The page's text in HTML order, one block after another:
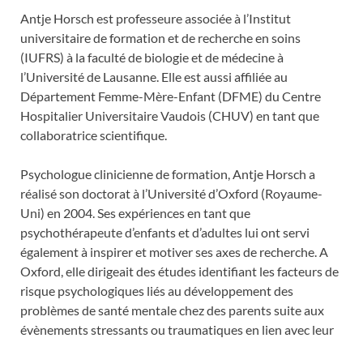
Antje Horsch est professeure associée à l’Institut
universitaire de formation et de recherche en soins
(IUFRS) à la faculté de biologie et de médecine à
l’Université de Lausanne. Elle est aussi affiliée au
Département Femme-Mère-Enfant (DFME) du Centre
Hospitalier Universitaire Vaudois (CHUV) en tant que
collaboratrice scientifique.
Psychologue clinicienne de formation, Antje Horsch a
réalisé son doctorat à l’Université d’Oxford (Royaume-
Uni) en 2004. Ses expériences en tant que
psychothérapeute d’enfants et d’adultes lui ont servi
également à inspirer et motiver ses axes de recherche. A
Oxford, elle dirigeait des études identifiant les facteurs de
risque psychologiques liés au développement des
problèmes de santé mentale chez des parents suite aux
évènements stressants ou traumatiques en lien avec leur